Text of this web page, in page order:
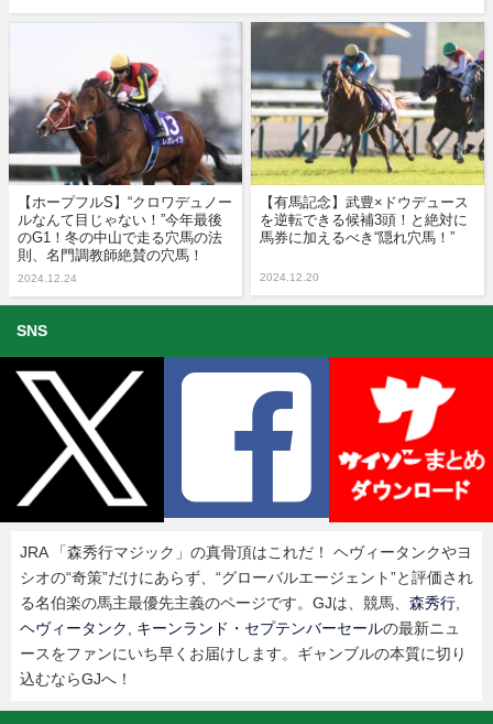
【ホープフルS】“クロワデュノー
ルなんて目じゃない！”今年最後
のG1！冬の中山で走る穴馬の法
則、名門調教師絶賛の穴馬！
2024.12.24
【有馬記念】武豊×ドウデュース
を逆転できる候補3頭！と絶対に
馬券に加えるべき“隠れ穴馬！”
2024.12.20
SNS
JRA 「森秀行マジック」の真骨頂はこれだ！ ヘヴィータンクやヨ
シオの“奇策”だけにあらず、“グローバルエージェント”と評価され
る名伯楽の馬主最優先主義のページです。GJは、競馬、 森秀行
ヘヴィータンク
キーンランド・セプテンバーセールの最新ニュ
ースをファンにいち早くお届けします。ギャンブルの本質に切り
込むならGJへ！